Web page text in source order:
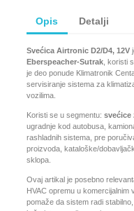
Opis Detalji
Svećica Airtronic D2/D4, 12V
Eberspeacher-Sutrak, koristi
je deo ponude Klimatronik
servisiranje sistema za
vozilima.
Koristi se u segmentu: svećice
ugradnje kod autobusa,
rashladnih sistema, pre
proizvoda, kataloške/
sklopa.
Ovaj artikal je posebno
HVAC opremu u
pomaže da sistem radi